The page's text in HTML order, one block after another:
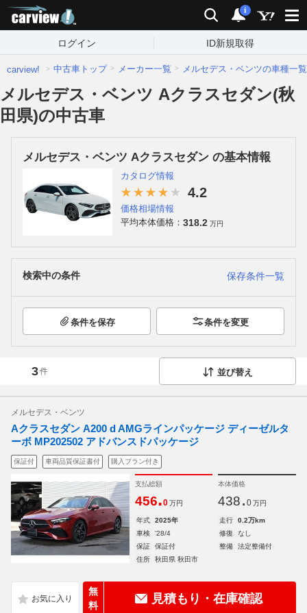
検索 通知
i
ログイン ID新規取得
carview! 中古車トップ メーカー一覧 メルセデス・ベンツの車種一覧
メルセデス・ベンツ Aクラスセダン(秋
田県)の中古車
メルセデス・ベンツ Aクラスセダン の基本情報
カタログ情報
4.2
価格相場情報
平均本体価格： 318.2 万円
検索中の条件 保存条件一覧
条件を保存 条件を変更
3件 並び替え
メルセデス・ベンツ
Aクラスセダン A200 d AMGラインパッケージ ディーゼルタ
ーボ MP202502 アドバンスドパッケージ
保証付 車両品質保証書付 購入プラン付き
支払総額
456.0 万円
本体価格
438. 0 万円
年式 2025年 走行
0.2万km
車検
'28/4 修復
なし
保証
保証付 整備
法定整備付
住所
秋田県 秋田市
無
料
見積もり・在庫確認